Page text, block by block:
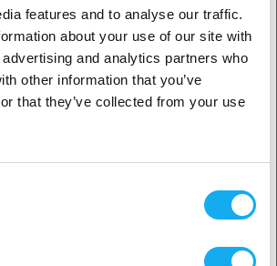
features and to analyse our traffic.
about your use of our site with
and analytics partners who
other information that you’ve
that they’ve collected from your use
eller privatkunde?
Erhvervskunde
Privat kunde